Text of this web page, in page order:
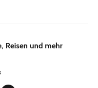
Reisen und mehr